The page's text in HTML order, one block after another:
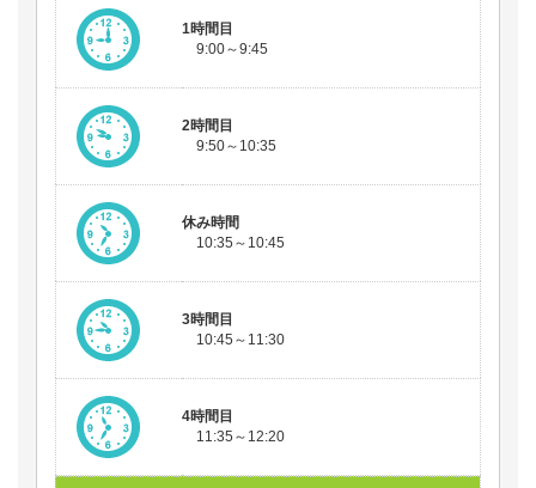
1時間目
9:00～9:45
2時間目
9:50～10:35
休み時間
10:35～10:45
3時間目
10:45～11:30
4時間目
11:35～12:20